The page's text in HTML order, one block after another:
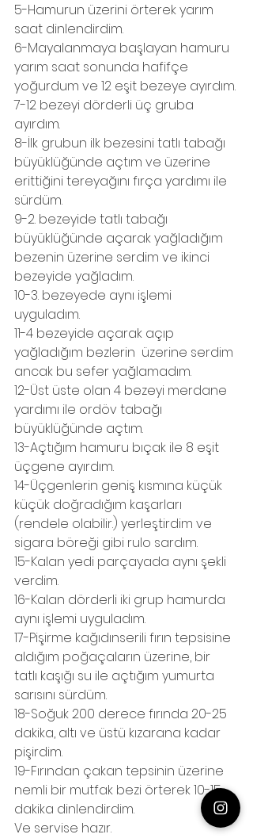
5-Hamurun üzerini örterek yarım
saat dinlendirdim.
6-Mayalanmaya başlayan hamuru
yarım saat sonunda hafifçe
yoğurdum ve 12 eşit bezeye ayırdım.
7-12 bezeyi dörderli üç gruba
ayırdım.
8-İlk grubun ilk bezesini tatlı tabağı
büyüklüğünde açtım ve üzerine
erittiğini tereyağını fırça yardımı ile
sürdüm.
9-2. bezeyide tatlı tabağı
büyüklüğünde açarak yağladığım
bezenin üzerine serdim ve ikinci
bezeyide yağladım.
10-3. bezeyede aynı işlemi
uyguladım.
11-4 bezeyide açarak açıp
yağladığım bezlerin  üzerine serdim
ancak bu sefer yağlamadım.
12-Üst üste olan 4 bezeyi merdane
yardımı ile ordöv tabağı
büyüklüğünde açtım.
13-Açtığım hamuru bıçak ile 8 eşit
üçgene ayırdım.
14-Üçgenlerin geniş kısmına küçük
küçük doğradığım kaşarları
(rendele olabilir.) yerleştirdim ve
sigara böreği gibi rulo sardım.
15-Kalan yedi parçayada aynı şekli
verdim.
16-Kalan dörderli iki grup hamurda
aynı işlemi uyguladım.
17-Pişirme kağıdınserili fırın tepsisine
aldığım poğaçaların üzerine, bir
tatlı kaşığı su ile açtığım yumurta
sarısını sürdüm.
18-Soğuk 200 derece fırında 20-25
dakika, altı ve üstü kızarana kadar
pişirdim.
19-Fırından çakan tepsinin üzerine
nemli bir mutfak bezi örterek 10-15
dakika dinlendirdim.
Ve servise hazır.